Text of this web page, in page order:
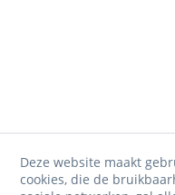
Deze website maakt
cookies, die de